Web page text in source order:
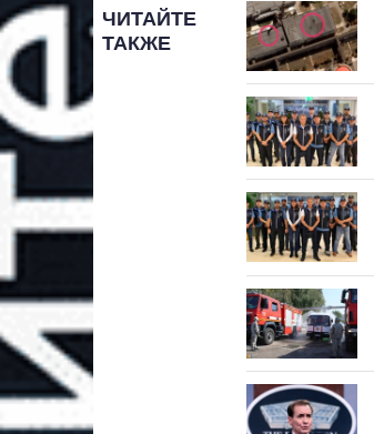
ЧИТАЙТЕ
ТАКЖЕ